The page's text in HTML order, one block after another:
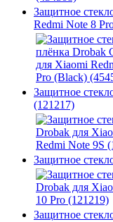
Защитное
Redmi Note 8
Защитное
(121217)
Защитное
Защитное